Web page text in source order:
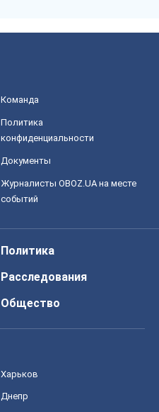
Команда
Политика
конфиденциальности
Документы
Журналисты OBOZ.UA на месте
событий
Политика
Расследования
Общество
Харьков
Днепр